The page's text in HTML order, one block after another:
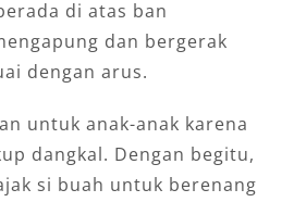
di atas ban
dan bergerak
dengan arus.
untuk anak-anak karena
dangkal. Dengan begitu,
si buah untuk berenang